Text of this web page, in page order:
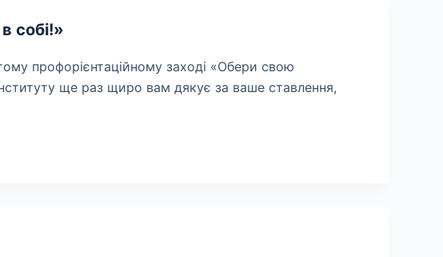
собі!»
профорієнтаційному заході «Обери свою
ще раз щиро вам дякує за ваше ставлення,